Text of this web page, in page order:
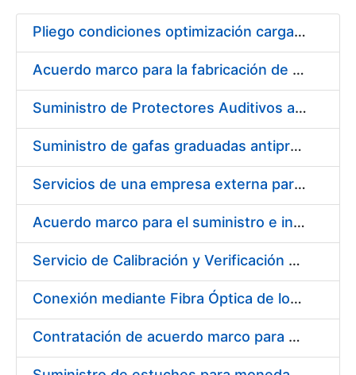
Show/Hide
Pliego condiciones optimización cargas compras firmado
Acuerdo marco para la fabricación de piezas
Suministro de Protectores Auditivos a medida para las personas trabajadoras de los Centros de Trabajo de Madrid y Burgos
Suministro de gafas graduadas antiproyecciones para los trabajadores de la FNMT-RCM en los centros de trabajo de Madrid y Burgos
Servicios de una empresa externa para el asesoramiento y resolución de los recursos de alzada que se presentan relacionados con procesos de selección para la FNMT-RCM
Acuerdo marco para el suministro e instalación de persianas, estores y otros complementos
Servicio de Calibración y Verificación Externa de los Equipos de Medición del Servicio de Prevención de la FNMT-RCM
Conexión mediante Fibra Óptica de los Centros de Proceso de Datos (CPDs) de las sedes de la FNMT-RCM de Burgos y Madrid
Contratación de acuerdo marco para el Suministro de Material de Electricidad para la Fábrica Nacional de Moneda y Timbre-Real Casa de la Moneda en su centro de trabajo de Burgos